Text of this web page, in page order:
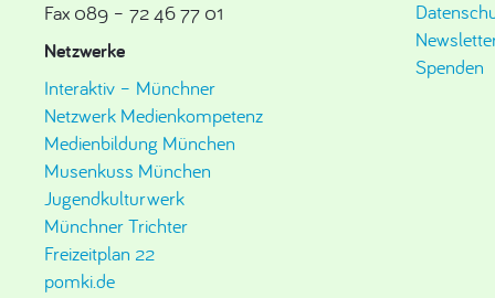
Fax 089 – 72 46 77 01
Netzwerke
Interaktiv – Münchner
Netzwerk Medienkompetenz
Medienbildung München
Musenkuss München
Jugendkulturwerk
Münchner Trichter
Freizeitplan 22
pomki.de
Spenden